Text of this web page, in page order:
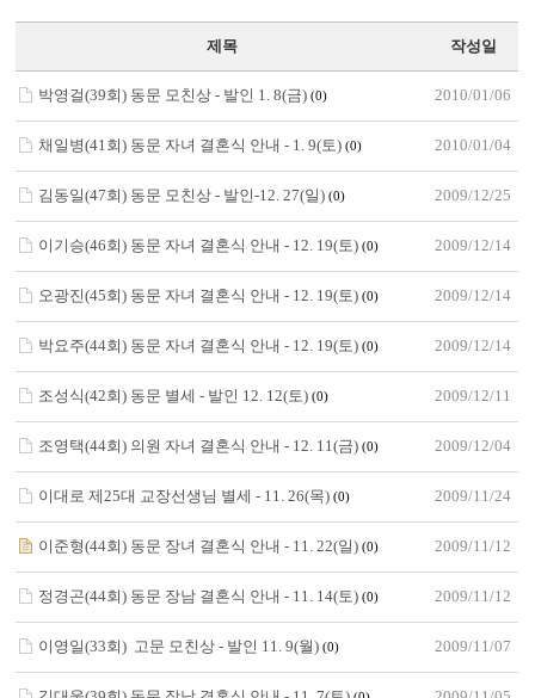
제목 작성일
박영걸(39회) 동문 모친상 - 발인 1. 8(금)(0) 2010/01/06
채일병(41회) 동문 자녀 결혼식 안내 - 1. 9(토)(0) 2010/01/04
김동일(47회) 동문 모친상 - 발인-12. 27(일)(0) 2009/12/25
이기승(46회) 동문 자녀 결혼식 안내 - 12. 19(토)(0) 2009/12/14
오광진(45회) 동문 자녀 결혼식 안내 - 12. 19(토)(0) 2009/12/14
박요주(44회) 동문 자녀 결혼식 안내 - 12. 19(토)(0) 2009/12/14
조성식(42회) 동문 별세 - 발인 12. 12(토)(0) 2009/12/11
조영택(44회) 의원 자녀 결혼식 안내 - 12. 11(금)(0) 2009/12/04
이대로 제25대 교장선생님 별세 - 11. 26(목)(0) 2009/11/24
이준형(44회) 동문 장녀 결혼식 안내 - 11. 22(일)(0) 2009/11/12
정경곤(44회) 동문 장남 결혼식 안내 - 11. 14(토)(0) 2009/11/12
이영일(33회) 고문 모친상 - 발인 11. 9(월)(0) 2009/11/07